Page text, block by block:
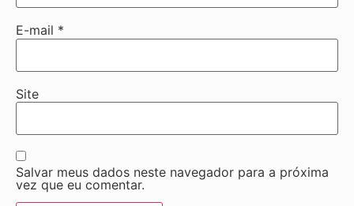
E-mail *
Site
Salvar meus dados neste navegador para a próxima
vez que eu comentar.